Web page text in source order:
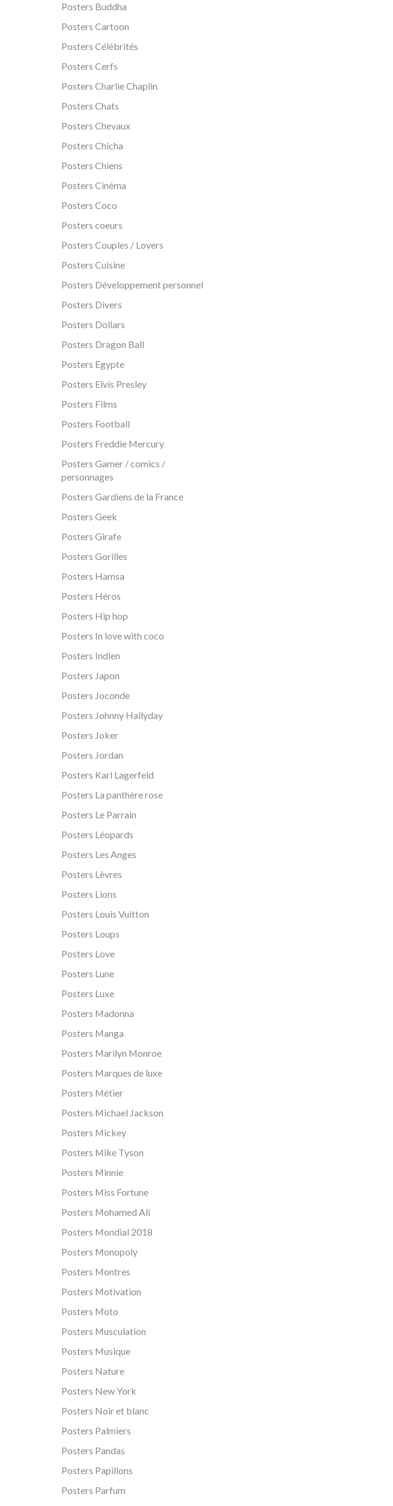
Posters Buddha
Posters Cartoon
Posters Célébrités
Posters Cerfs
Posters Charlie Chaplin
Posters Chats
Posters Chevaux
Posters Chicha
Posters Chiens
Posters Cinéma
Posters Coco
Posters coeurs
Posters Couples / Lovers
Posters Cuisine
Posters Développement personnel
Posters Divers
Posters Dollars
Posters Dragon Ball
Posters Egypte
Posters Elvis Presley
Posters Films
Posters Football
Posters Freddie Mercury
Posters Gamer / comics /
personnages
Posters Gardiens de la France
Posters Geek
Posters Girafe
Posters Gorilles
Posters Hamsa
Posters Héros
Posters Hip hop
Posters In love with coco
Posters Indien
Posters Japon
Posters Joconde
Posters Johnny Hallyday
Posters Joker
Posters Jordan
Posters Karl Lagerfeld
Posters La panthère rose
Posters Le Parrain
Posters Léopards
Posters Les Anges
Posters Lèvres
Posters Lions
Posters Louis Vuitton
Posters Loups
Posters Love
Posters Lune
Posters Luxe
Posters Madonna
Posters Manga
Posters Marilyn Monroe
Posters Marques de luxe
Posters Métier
Posters Michael Jackson
Posters Mickey
Posters Mike Tyson
Posters Minnie
Posters Miss Fortune
Posters Mohamed Ali
Posters Mondial 2018
Posters Monopoly
Posters Montres
Posters Motivation
Posters Moto
Posters Musculation
Posters Musique
Posters Nature
Posters New York
Posters Noir et blanc
Posters Palmiers
Posters Pandas
Posters Papillons
Posters Parfum